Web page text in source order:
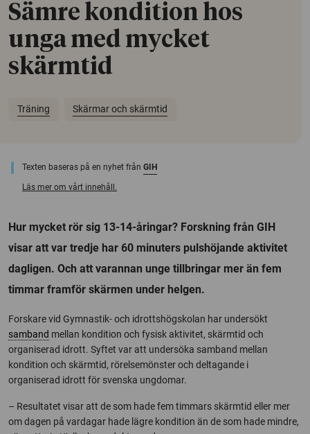
Sämre kondition hos
unga med mycket
skärmtid
Träning Skärmar och skärmtid
Texten baseras på en nyhet från GIH
Läs mer om vårt innehåll.
Hur mycket rör sig 13-14-åringar? Forskning från GIH
visar att var tredje har 60 minuters pulshöjande aktivitet
dagligen. Och att varannan unge tillbringar mer än fem
timmar framför skärmen under helgen.
Forskare vid Gymnastik- och idrottshögskolan har undersökt
samband mellan kondition och fysisk aktivitet, skärmtid och
organiserad idrott. Syftet var att undersöka samband mellan
kondition och skärmtid, rörelsemönster och deltagande i
organiserad idrott för svenska ungdomar.
– Resultatet visar att de som hade fem timmars skärmtid eller mer
om dagen på vardagar hade lägre kondition än de som hade mindre,